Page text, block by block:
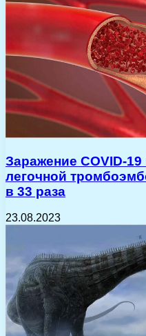
Заражение COVID-
легочной
в 33 раза
23.08.2023